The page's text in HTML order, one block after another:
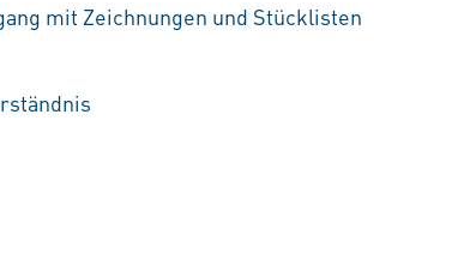
mit Zeichnungen und Stücklisten